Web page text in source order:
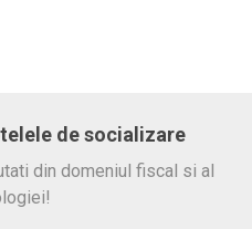
de socializare
din domeniul fiscal si al